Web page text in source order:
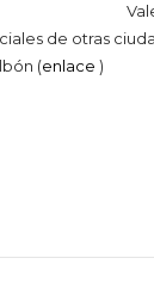
de otras
(enlace )